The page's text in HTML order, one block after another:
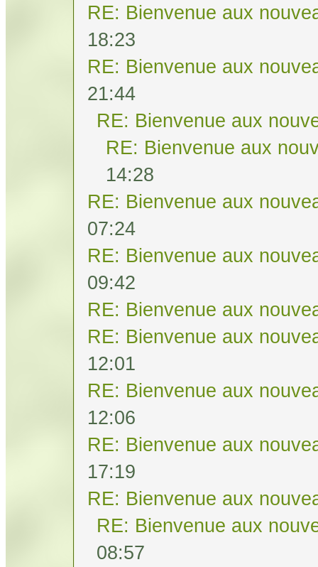
RE: Bienvenue aux
18:23
RE: Bienvenue aux
21:44
RE: Bienvenue aux
RE: Bienvenue aux
14:28
RE: Bienvenue aux
07:24
RE: Bienvenue aux
09:42
RE: Bienvenue aux
RE: Bienvenue aux
12:01
RE: Bienvenue aux
12:06
RE: Bienvenue aux
17:19
RE: Bienvenue aux
RE: Bienvenue aux
08:57